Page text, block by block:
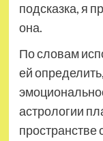
подсказка, я
она.
По словам
ей
астрологии
пространстве